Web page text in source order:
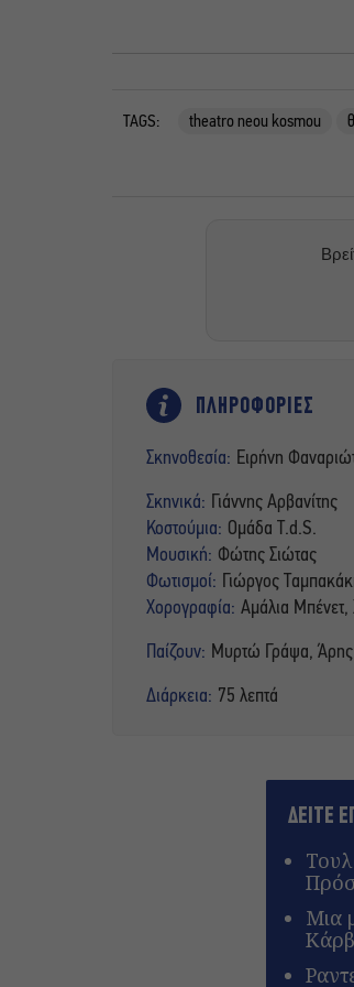
TAGS: theatro neou kosmou
ΠΛΗΡΟΦΟΡΙΕΣ
Σκηνοθεσία: Ειρήνη
Σκηνικά: Γιάννης Αρβανίτης
Κοστούμια: Ομάδα T.d.S.
Μουσική: Φώτης Σιώτας
Φωτισμοί: Γιώργος
Χορογραφία: Αμάλια
Παίζουν: Μυρτώ Γράψα, Άρης
Διάρκεια: 75 λεπτά
ΔΕΙΤΕ
Μια